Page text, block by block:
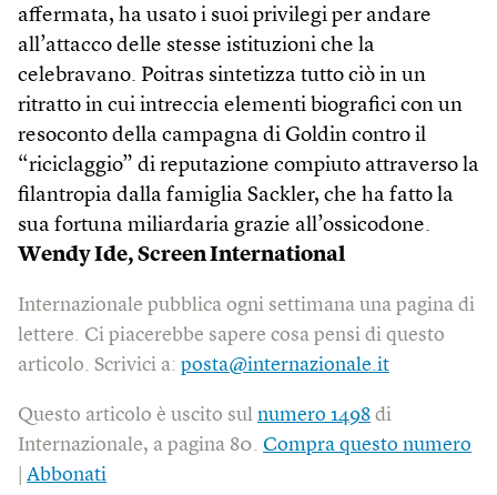
affermata, ha usato i suoi privilegi per andare
all’attacco delle stesse istituzioni che la
celebravano. Poitras sintetizza tutto ciò in un
ritratto in cui intreccia elementi biografici con un
resoconto della campagna di Goldin contro il
“riciclaggio” di reputazione compiuto attraverso la
filantropia dalla famiglia Sackler, che ha fatto la
sua fortuna miliardaria grazie all’ossicodone.
Wendy Ide, Screen International
Internazionale pubblica ogni settimana una pagina di
lettere. Ci piacerebbe sapere cosa pensi di questo
articolo. Scrivici a: posta@internazionale.it
Questo articolo è uscito sul numero 1498 di
Internazionale, a pagina 80. Compra questo numero
Abbonati